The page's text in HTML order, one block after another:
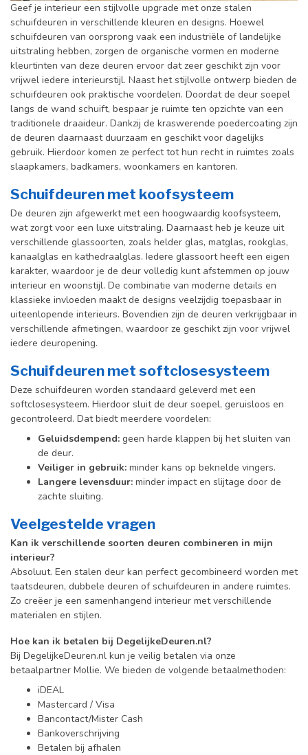
Geef je interieur een stijlvolle upgrade met onze stalen
schuifdeuren in verschillende kleuren en designs. Hoewel
schuifdeuren van oorsprong vaak een industriële of landelijke
uitstraling hebben, zorgen de organische vormen en moderne
kleurtinten van deze deuren ervoor dat zeer geschikt zijn voor
vrijwel iedere interieurstijl. Naast het stijlvolle ontwerp bieden de
schuifdeuren ook praktische voordelen. Doordat de deur soepel
langs de wand schuift, bespaar je ruimte ten opzichte van een
traditionele draaideur. Dankzij de kraswerende poedercoating zijn
de deuren daarnaast duurzaam en geschikt voor dagelijks
gebruik. Hierdoor komen ze perfect tot hun recht in ruimtes zoals
slaapkamers, badkamers, woonkamers en kantoren.
Schuifdeuren met koofsysteem
De deuren zijn afgewerkt met een hoogwaardig koofsysteem,
wat zorgt voor een luxe uitstraling. Daarnaast heb je keuze uit
verschillende glassoorten, zoals helder glas, matglas, rookglas,
kanaalglas en kathedraalglas. Iedere glassoort heeft een eigen
karakter, waardoor je de deur volledig kunt afstemmen op jouw
interieur en woonstijl. De combinatie van moderne details en
klassieke invloeden maakt de designs veelzijdig toepasbaar in
uiteenlopende interieurs. Bovendien zijn de deuren verkrijgbaar in
verschillende afmetingen, waardoor ze geschikt zijn voor vrijwel
iedere deuropening.
Schuifdeuren met softclosesysteem
Deze schuifdeuren worden standaard geleverd met een
softclosesysteem. Hierdoor sluit de deur soepel, geruisloos en
gecontroleerd. Dat biedt meerdere voordelen:
Geluidsdempend: geen harde klappen bij het sluiten van
de deur.
Veiliger in gebruik: minder kans op beknelde vingers.
Langere levensduur: minder impact en slijtage door de
zachte sluiting.
Veelgestelde vragen
Kan ik verschillende soorten deuren combineren in mijn
interieur?
Absoluut. Een stalen deur kan perfect gecombineerd worden met
taatsdeuren, dubbele deuren of schuifdeuren in andere ruimtes.
Zo creëer je een samenhangend interieur met verschillende
materialen en stijlen.
Hoe kan ik betalen bij DegelijkeDeuren.nl?
Bij DegelijkeDeuren.nl kun je veilig betalen via onze
betaalpartner Mollie. We bieden de volgende betaalmethoden:
iDEAL
Mastercard / Visa
Bancontact/Mister Cash
Bankoverschrijving
Betalen bij afhalen